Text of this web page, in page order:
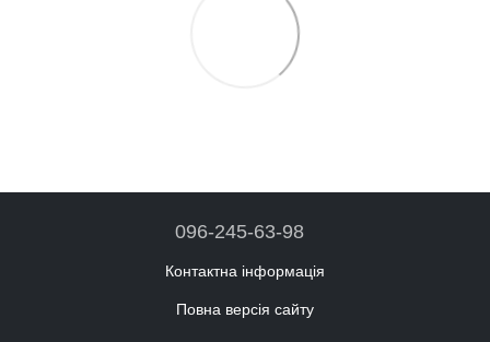
096-245-63-98
Контактна інформація
Повна версія сайту